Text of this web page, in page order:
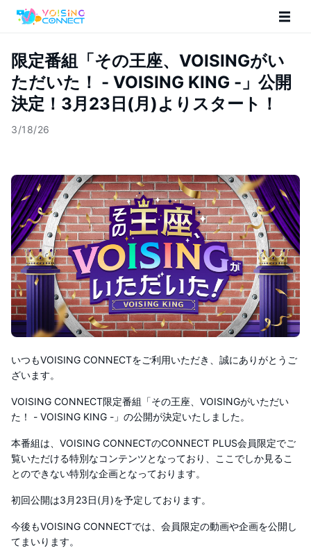
限定番組「その王座、VOISINGがい
ただいた！ - VOISING KING -」公開
決定！3月23日(月)よりスタート！
3/18/26
いつもVOISING CONNECTをご利用いただき、誠にありがとうご
ざいます。
VOISING CONNECT限定番組「その王座、VOISINGがいただい
た！ - VOISING KING -」の公開が決定いたしました。
本番組は、VOISING CONNECTのCONNECT PLUS会員限定でご
覧いただける特別なコンテンツとなっており、ここでしか見るこ
とのできない特別な企画となっております。
初回公開は3月23日(月)を予定しております。
今後もVOISING CONNECTでは、会員限定の動画や企画を公開し
てまいります。